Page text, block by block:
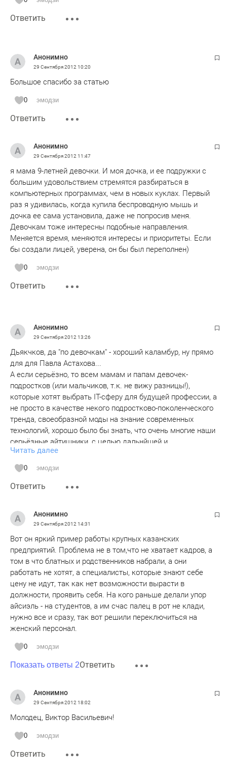
Ответить
Анонимно
29 Сентября 2012 10:20
Большое спасибо за статью
0 эмодзи
Ответить
Анонимно
29 Сентября 2012 11:47
я мама 9-летней девочки. И моя дочка, и ее подружки с
большим удовольствием стремятся разбираться в
компьютерных программах, чем в новых куклах. Первый
раз я удивилась, когда купила беспроводную мышь и
дочка ее сама установила, даже не попросив меня.
Девочкам тоже интересны подобные направления.
Меняется время, меняются интересы и приоритеты. Если
бы создали лицей, уверена, он бы был переполнен)
0 эмодзи
Ответить
Анонимно
29 Сентября 2012 13:26
Дьякчков, да "по девочкам" - хороший каламбур, ну прямо
для для Павла Астахова...
А если серьёзно, то всем мамам и папам девочек-
подростков (или мальчиков, т.к. не вижу разницы!),
которые хотят выбрать IT-сферу для будущей профессии, а
не просто в качестве некого подростково-поколенческого
тренда, своеобразной моды на знание современных
технологий, хорошо было бы знать, что очень многие наши
серьёзные айтишники, с целью дальнйшей и
максимально полной профессиональной реализации, как
правило уезжают из России жить и работать, например, в
Австралию или Америку, т.е. приобретение данной
профессии - это, скорее всего, первый серьёзный
Читать далее
0 эмодзи
Ответить
Анонимно
29 Сентября 2012 14:31
Вот он яркий пример работы крупных казанских
предприятий. Проблема не в том,что не хватает кадров, а
том в что блатных и родственников набрали, а они
работать не хотят, а специалисты, которые знают себе
цену не идут, так как нет возможности вырасти в
должности, проявить себя. На кого раньше делали упор
айсиэль - на студентов, а им счас палец в рот не клади,
нужно все и сразу, так вот решили переключиться на
женский персонал.
0 эмодзи
Показать ответы 2Ответить
Анонимно
29 Сентября 2012 18:02
Молодец, Виктор Васильевич!
0 эмодзи
Ответить